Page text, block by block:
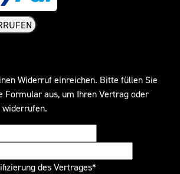
Widerruf einreichen. Bitte füllen Sie
Formular aus, um Ihren Vertrag oder
widerrufen.
des Vertrages*